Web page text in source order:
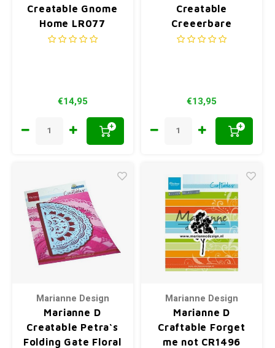
Creatable Gnome
Home LR077
€14,95
+
Creatable
Creeerbare
Orchidee LR0728
€13,95
+
Marianne Design
Marianne D
Creatable Petra‘s
Folding Gate Floral
Marianne Design
Marianne D
Craftable Forget
me not CR1496